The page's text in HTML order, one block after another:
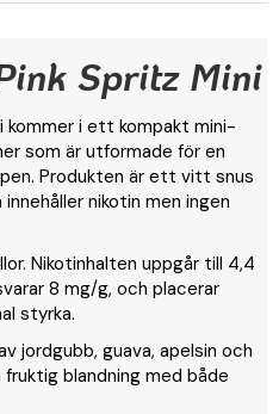
Spritz Mini
kommer i ett kompakt mini-
som är utformade för en
Produkten är ett vitt snus
nikotin men ingen
Nikotinhalten uppgår till 4,4
8 mg/g, och placerar
styrka.
jordgubb, guava, apelsin och
blandning med både